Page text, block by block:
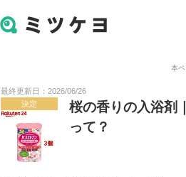
本
最終更新日：2026/06/26
決定
桜の香りの入浴剤
って？